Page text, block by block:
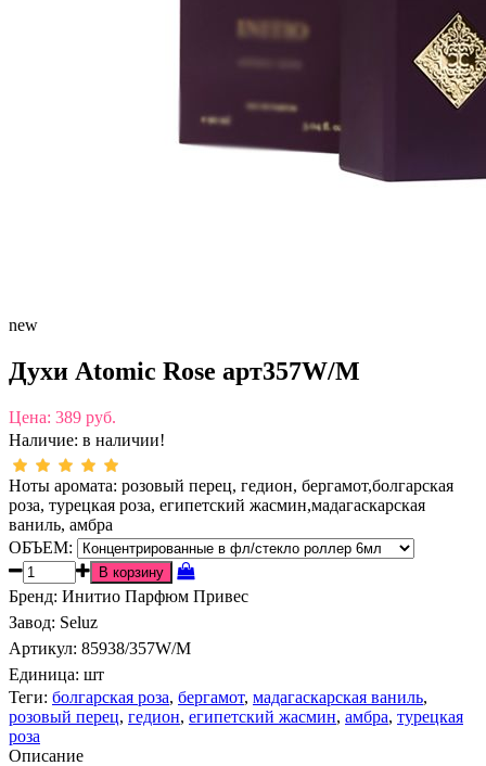
new
Духи Atomic Rose арт357W/M
Цена: 389 руб.
Наличие: в наличии!
Ноты аромата: розовый перец, гедион, бергамот,болгарская
роза, турецкая роза, египетский жасмин,мадагаскарская
ваниль, амбра
ОБЪЕМ:
Бренд: Инитио Парфюм Привес
Завод: Seluz
Артикул: 85938/357W/M
Единица: шт
Теги: болгарская роза, бергамот, мадагаскарская ваниль,
розовый перец, гедион, египетский жасмин, амбра, турецкая
роза
Описание